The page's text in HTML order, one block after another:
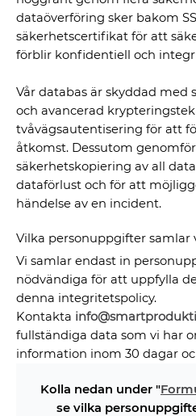
dataöverföring sker bakom
säkerhetscertifikat för att
förblir konfidentiell och
Vår databas är skyddad med
och avancerad
tvåvägsautentisering för att
åtkomst. Dessutom
säkerhetskopiering av all
dataförlust och för att
händelse av en incident.
Vilka personuppgifter samlar
Vi samlar endast in
nödvändiga för att uppfylla
denna integritetspolicy.
Kontakta
fullständiga data som vi har
information inom 30 dagar
Kolla nedan under "
se vilka